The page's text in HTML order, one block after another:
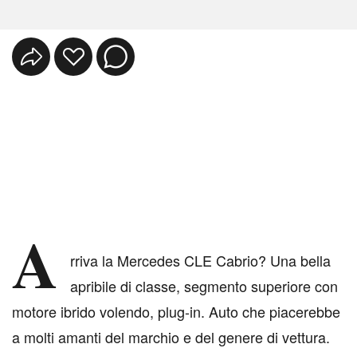
A
rriva la Mercedes CLE Cabrio? Una bella
apribile di classe, segmento superiore con
motore ibrido volendo, plug-in. Auto che piacerebbe
a molti amanti del marchio e del genere di vettura.